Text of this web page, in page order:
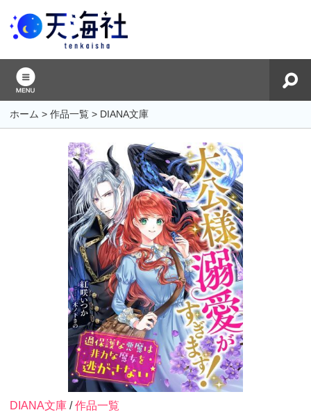
ホーム >作品一覧 > DIANA文庫
DIANA文庫 /作品一覧